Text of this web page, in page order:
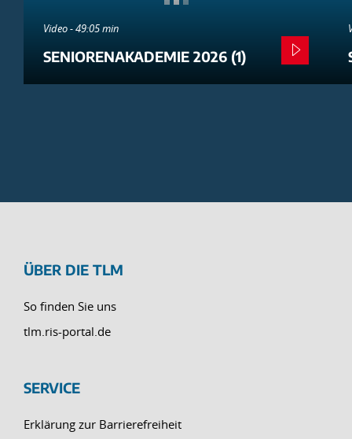
Video - 49:05 min
SENIORENAKADEMIE 2026 (1)
ÜBER DIE TLM
So finden Sie uns
tlm.ris-portal.de
SERVICE
Erklärung zur Barrierefreiheit